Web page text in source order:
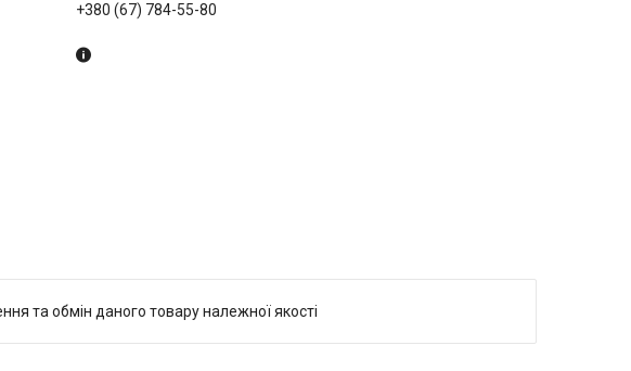
+380 (67) 784-55-80
та обмін даного товару належної якості